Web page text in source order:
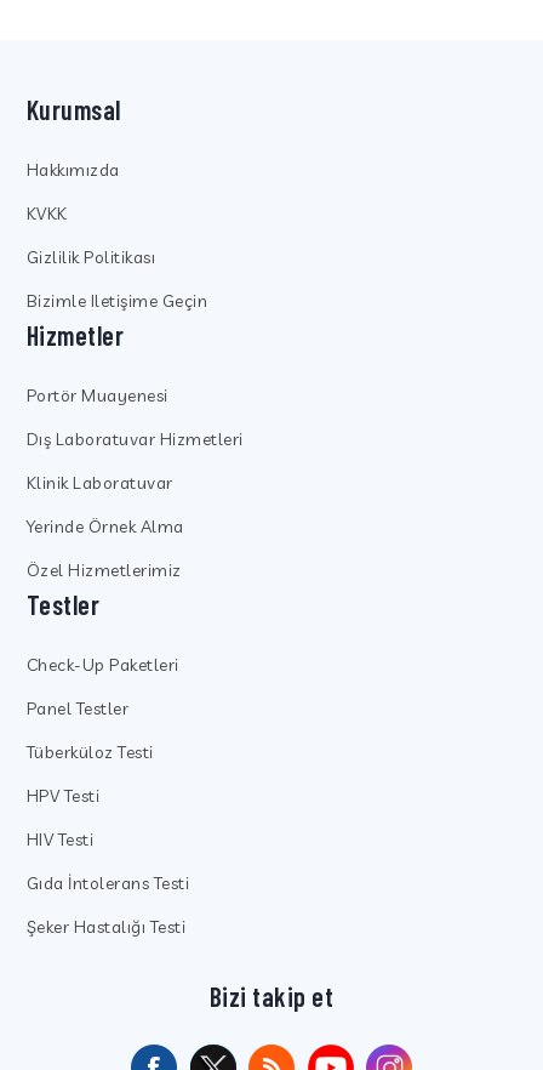
Kurumsal
Hakkımızda
KVKK
Gizlilik Politikası
Bizimle Iletişime Geçin
Hizmetler
Portör Muayenesi
Dış Laboratuvar Hizmetleri
Klinik Laboratuvar
Yerinde Örnek Alma
Özel Hizmetlerimiz
Testler
Check-Up Paketleri
Panel Testler
Tüberküloz Testi
HPV Testi
HIV Testi
Gıda İntolerans Testi
Şeker Hastalığı Testi
Bizi takip et